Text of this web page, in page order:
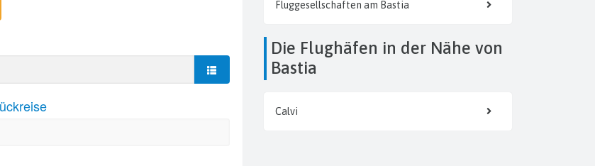
Fluggesellschaften am Bastia
Die Flughäfen in der Nähe von
Bastia
Calvi